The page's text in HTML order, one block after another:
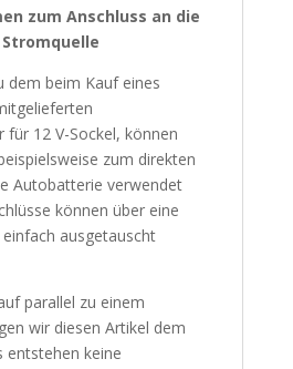
zum Anschluss an die
Stromquelle
dem beim Kauf eines
für 12 V-Sockel, können
zum direkten
Autobatterie verwendet
können über eine
ausgetauscht
parallel zu einem
wir diesen Artikel dem
entstehen keine